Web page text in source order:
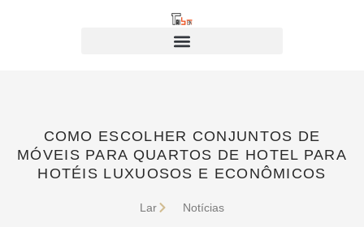
COMO ESCOLHER CONJUNTOS DE
MÓVEIS PARA QUARTOS DE HOTEL PARA
HOTÉIS LUXUOSOS E ECONÔMICOS
Lar Notícias